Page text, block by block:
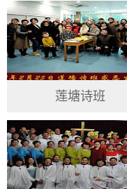
莲塘诗班